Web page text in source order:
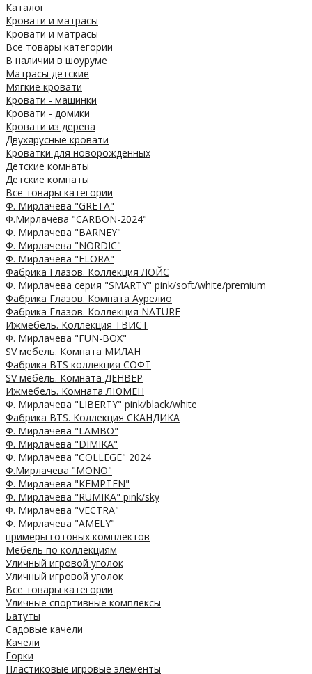
Каталог
Кровати и матрасы
Кровати и матрасы
Все товары категории
В наличии в шоуруме
Матрасы детские
Мягкие кровати
Кровати - машинки
Кровати - домики
Кровати из дерева
Двухярусные кровати
Кроватки для новорожденных
Детские комнаты
Детские комнаты
Все товары категории
Ф. Мирлачева "GRETA"
Ф.Мирлачева "CARBON-2024"
Ф. Мирлачева "BARNEY"
Ф. Мирлачева "NORDIC"
Ф. Мирлачева "FLORA"
Фабрика Глазов. Коллекция ЛОЙС
Ф. Мирлачева серия "SMARTY" pink/soft/white/premium
Фабрика Глазов. Комната Аурелио
Фабрика Глазов. Коллекция NATURE
Ижмебель. Коллекция ТВИСТ
Ф. Мирлачева "FUN-BOX"
SV мебель. Комната МИЛАН
Фабрика BTS коллекция СОФТ
SV мебель. Комната ДЕНВЕР
Ижмебель. Комната ЛЮМЕН
Ф. Мирлачева "LIBERTY" pink/black/white
Фабрика BTS. Коллекция СКАНДИКА
Ф. Мирлачева "LAMBO"
Ф. Мирлачева "DIMIKA"
Ф. Мирлачева "COLLEGE" 2024
Ф.Мирлачева "MONO"
Ф. Мирлачева "KEMPTEN"
Ф. Мирлачева "RUMIKA" pink/sky
Ф. Мирлачева "VECTRA"
Ф. Мирлачева "AMELY"
примеры готовых комплектов
Мебель по коллекциям
Уличный игровой уголок
Уличный игровой уголок
Все товары категории
Уличные спортивные комплексы
Батуты
Садовые качели
Качели
Горки
Пластиковые игровые элементы